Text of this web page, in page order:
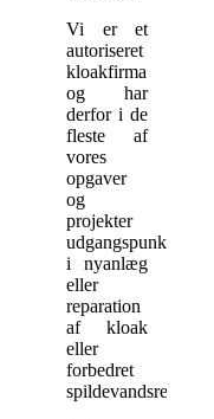
Vi er et
autoriseret
kloakfirma
og har
derfor i de
fleste af
vores
opgaver
og
projekter
udgangspunkt
i nyanlæg
eller
reparation
af kloak
eller
forbedret
spildevandsrensning.